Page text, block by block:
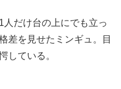
だけ台の上にでも立っ
差を見せたミンギュ。目
している。